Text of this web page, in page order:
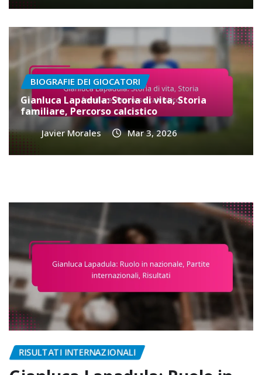
BIOGRAFIE DEI GIOCATORI
Gianluca Lapadula: Storia di vita, Storia
familiare, Percorso calcistico
Javier Morales Mar 3, 2026
RISULTATI INTERNAZIONALI